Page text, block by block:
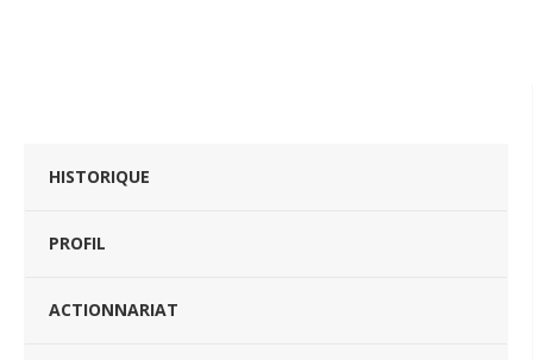
HISTORIQUE
PROFIL
ACTIONNARIAT